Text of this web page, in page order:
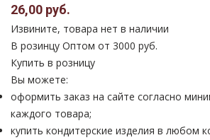
26,00 руб.
Извините, товара нет в наличии
В розинцу Оптом от 3000 руб.
Купить в розницу
Вы можете:
оформить заказ на сайте согласно
каждого товара;
купить кондитерские изделия в любом